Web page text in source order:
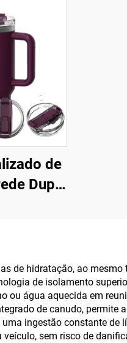
de
Dupla
para
Presente
de hidratação, ao
de isolamento
ou água aquecida em
de canudo, permite
ingestão constante de
sem risco de